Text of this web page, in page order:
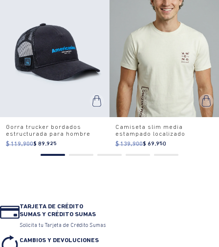
Gorra trucker bordados
estructurada para hombre
$ 119.900$ 89.925
Camiseta slim media
estampado localizado
$ 139.900$ 69.950
TARJETA DE CRÉDITO
SUMAS Y CRÉDITO SUMAS
Solicita tu Tarjeta de Crédito Sumas
CAMBIOS Y DEVOLUCIONES